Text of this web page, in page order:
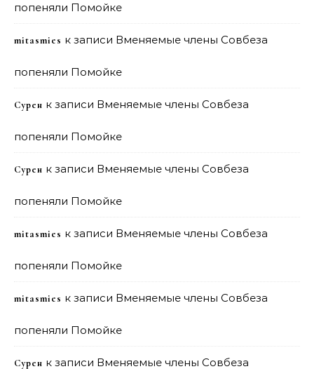
попеняли Помойке
mitasmies к записи Вменяемые члены Совбеза
попеняли Помойке
Сурен к записи Вменяемые члены Совбеза
попеняли Помойке
Сурен к записи Вменяемые члены Совбеза
попеняли Помойке
mitasmies к записи Вменяемые члены Совбеза
попеняли Помойке
mitasmies к записи Вменяемые члены Совбеза
попеняли Помойке
Сурен к записи Вменяемые члены Совбеза